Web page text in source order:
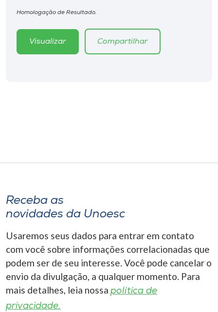
Homologação de Resultado.
Visualizar Compartilhar
Receba as
novidades da Unoesc
Usaremos seus dados para entrar em contato
com você sobre informações correlacionadas que
podem ser de seu interesse. Você pode cancelar o
envio da divulgação, a qualquer momento. Para
mais detalhes, leia nossa política de
privacidade.